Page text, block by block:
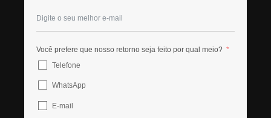
Você prefere que nosso retorno seja feito por qual meio?
Telefone
WhatsApp
E-mail